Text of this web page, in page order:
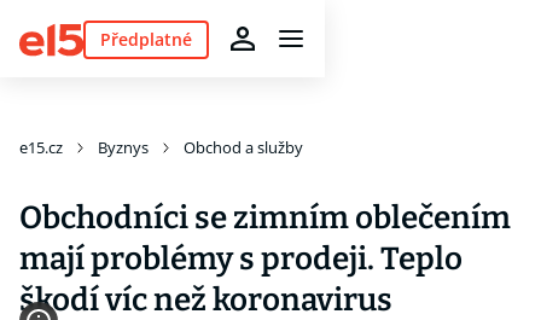
Předplatné
e15.cz Byznys Obchod a služby
Obchodníci se zimním oblečením
mají problémy s prodeji. Teplo
škodí víc než koronavirus